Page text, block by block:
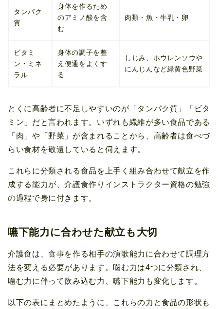
タンパク
質
身体を作るため
のアミノ酸を含
む
肉類・魚・牛乳・卵
ビタミ
ン・ミネ
ラル
身体の調子を整
え便通をよくす
る
しじみ、ホウレンソウや
にんじんなど緑黄色野菜
とくに高齢者に不足しやすいのが「タンパク質」「ビタ
ミン」だと言われます。いずれも繊維が多い食品である
「肉」や「野菜」が含まれることから、高齢者は食べづ
らい食材を敬遠していると伺えます。
これらに分類される食品を上手く組み合わせて献立を作
成する能力が、介護食作りインストラクター資格の勉強
の過程で身に付きます。
嚥下能力に合わせた献立も大切
介護食は、食事を作る相手の演歌能力に合わせて調理方
法を変える必要があります。噛む力は4つに分類され、
噛む力に伴って飲み込む力、嚥下能力も変化します。
以下の表にまとめたように、これらの力と食品の形状も